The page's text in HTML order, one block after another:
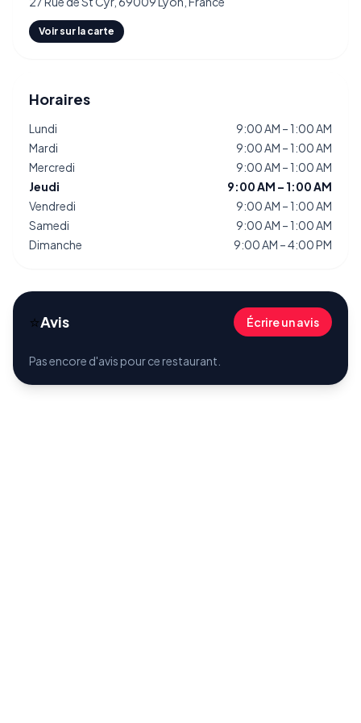
Voir sur la carte
Horaires
Lundi
9:00 AM – 1:00 AM
Mardi
9:00 AM – 1:00 AM
Mercredi
9:00 AM – 1:00 AM
Jeudi
9:00 AM – 1:00 AM
Vendredi
9:00 AM – 1:00 AM
Samedi
9:00 AM – 1:00 AM
Dimanche
9:00 AM – 4:00 PM
⭐Avis Écrire un avis
Pas encore d'avis pour ce restaurant.